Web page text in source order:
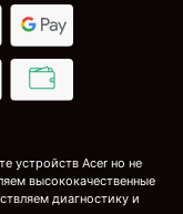
устройств Acer но не
высококачественные
диагностику и